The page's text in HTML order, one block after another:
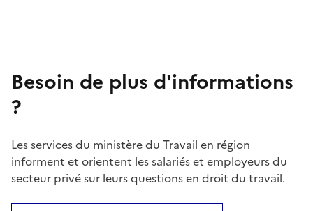
Besoin de plus d'informations
?
Les services du ministère du Travail en région
informent et orientent les salariés et employeurs du
secteur privé sur leurs questions en droit du travail.